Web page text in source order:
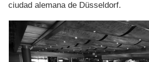
ciudad alemana de Düsseldorf.